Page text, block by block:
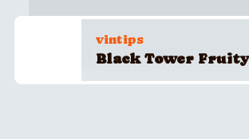
vintips
Black Tower